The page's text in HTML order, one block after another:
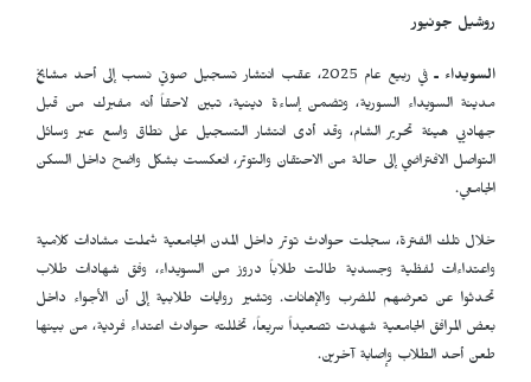
روشيل جونيور
السويداء ـ
في ربيع عام 2025، عقب انتشار تسجيل صوتي نسب إلى أحد مشايخ
مدينة السويداء السورية، وتضمن إساءة دينية، تبين لاحقاً أنه مفبرك من قبل
جهاديي هيئة تحرير الشام، وقد أدى انتشار التسجيل على نطاق واسع عبر وسائل
التواصل الافتراضي إلى حالة من الاحتقان والتوتر، انعكست بشكل واضح داخل السكن
الجامعي.
خلال تلك الفترة، سجلت حوادث توتر داخل المدن الجامعية شملت مشادات كلامية
واعتداءات لفظية وجسدية طالت طلاباً دروز من السويداء، وفق شهادات طلاب
تحدثوا عن تعرضهم للضرب والإهانات. وتشير روايات طلابية إلى أن الأجواء داخل
بعض المرافق الجامعية شهدت تصعيداً سريعاً، تخللته حوادث اعتداء فردية، من بينها
طعن أحد الطلاب وإصابة آخرين.